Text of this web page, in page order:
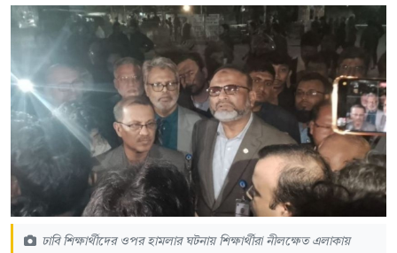
ঢাবি শিক্ষার্থীদের ওপর হামলার ঘটনায় শিক্ষার্থীরা নীলক্ষেত এলাকায়